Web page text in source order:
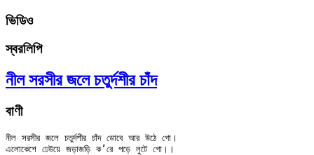
ভিডিও
স্বরলিপি
নীল সরসীর জলে চতুর্দশীর চাঁদ
বাণী
নীল সরসীর জলে চতুর্দশীর চাঁদ ডোবে আর উঠে গো।
এলোকেশে ঢেউয়ে জড়াজড়ি ক’রে পড়ে লুটে গো।।